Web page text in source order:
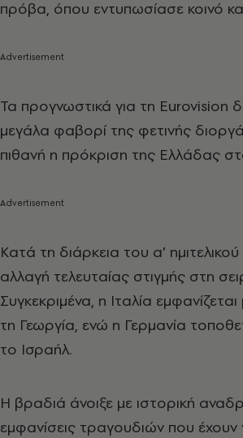
πρόβα, όπου εντυπωσίασε κοινό
Τα προγνωστικά για τη Eurovision
μεγάλα φαβορί της φετινής
πιθανή η πρόκριση της Ελλάδας
Κατά τη διάρκεια του α’
αλλαγή τελευταίας στιγμής στη
Συγκεκριμένα, η Ιταλία
τη Γεωργία, ενώ η Γερμανία
το Ισραήλ.
Η βραδιά άνοιξε με ιστορική
εμφανίσεις τραγουδιών που